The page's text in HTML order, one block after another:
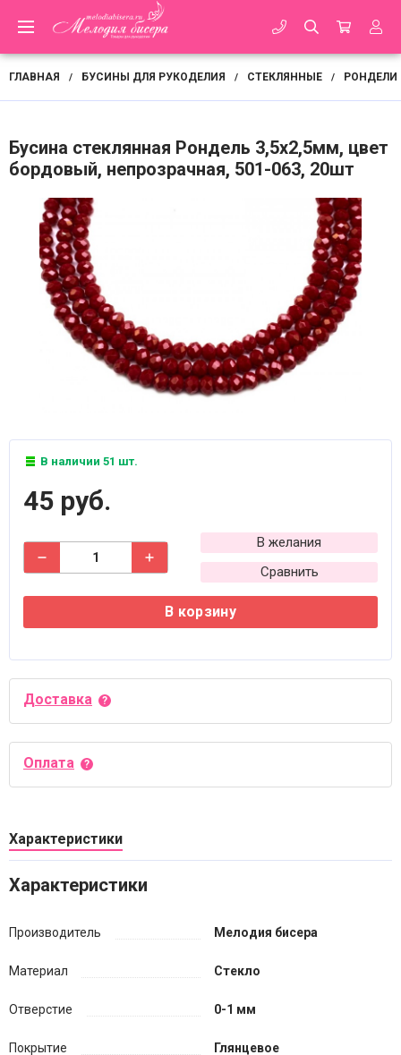
ГЛАВНАЯ / БУСИНЫ ДЛЯ РУКОДЕЛИЯ / СТЕКЛЯННЫЕ / РОНДЕЛИ
Бусина стеклянная Рондель 3,5х2,5мм, цвет
бордовый, непрозрачная, 501-063, 20шт
В наличии 51 шт.
45 руб.
В желания
Сравнить
В корзину
Доставка
Оплата
Характеристики
Характеристики
Производитель Мелодия бисера
Материал Стекло
Отверстие 0-1 мм
Покрытие Глянцевое